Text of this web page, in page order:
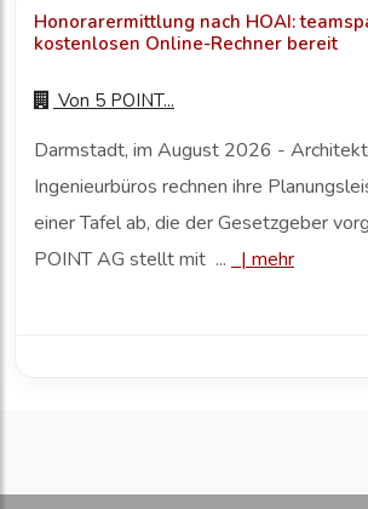
Honorarermittlung nach HOAI:
kostenlosen Online-Rechner bereit
Von 5 POINT...
Darmstadt, im August 2026 -
Ingenieurbüros rechnen ihre
einer Tafel ab, die der Gesetzgeber
POINT AG stellt mit ...
| mehr